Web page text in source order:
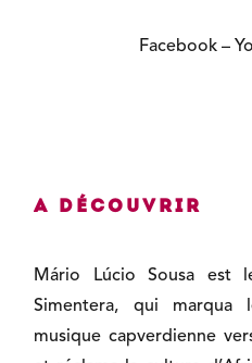
Facebook–
A découvrir
Mário Lúcio Sousa est
Simentera, qui
musique capverdienne